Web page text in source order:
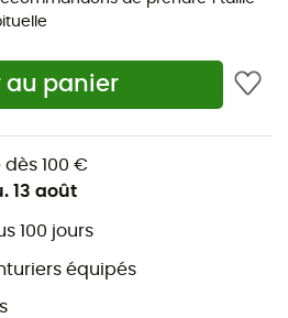
au panier
dès 100 €
13 août
100 jours
équipés
recyclé
imitation mouton, chaude et
en mesh et zips Vislon®
avant et arrière pour un